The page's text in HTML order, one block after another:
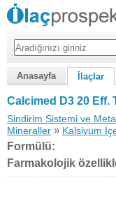
Anasayfa İlaçlar
Calcimed D3 20 Eff.
Sindirim Sistemi ve
Mineraller » Kalsiyum
Formülü:
Farmakolojik